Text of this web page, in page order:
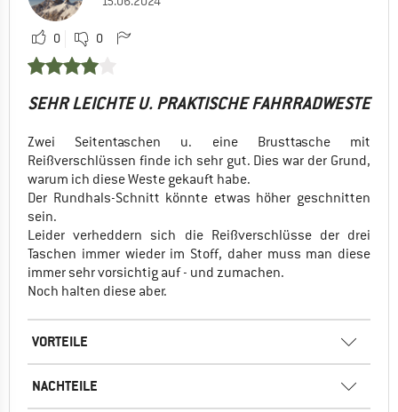
0 0
SEHR LEICHTE U. PRAKTISCHE FAHRRADWESTE
Zwei Seitentaschen u. eine Brusttasche mit
Reißverschlüssen finde ich sehr gut. Dies war der Grund,
warum ich diese Weste gekauft habe.
Der Rundhals-Schnitt könnte etwas höher geschnitten
sein.
Leider verheddern sich die Reißverschlüsse der drei
Taschen immer wieder im Stoff, daher muss man diese
immer sehr vorsichtig auf - und zumachen.
Noch halten diese aber.
VORTEILE
NACHTEILE